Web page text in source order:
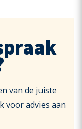
van de juiste
voor advies aan